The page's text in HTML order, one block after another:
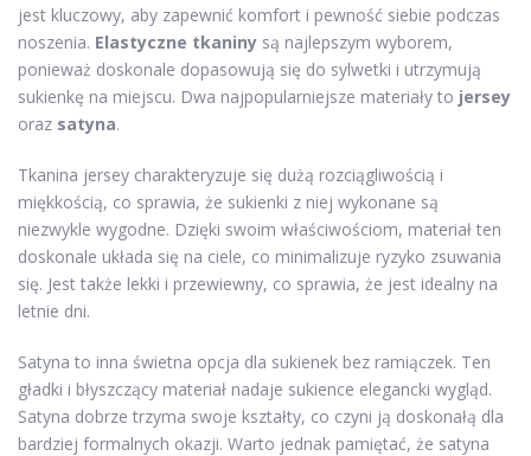
jest kluczowy, aby zapewnić komfort i pewność siebie podczas
noszenia. Elastyczne tkaniny są najlepszym wyborem,
ponieważ doskonale dopasowują się do sylwetki i utrzymują
sukienkę na miejscu. Dwa najpopularniejsze materiały to jersey
oraz satyna.
Tkanina jersey charakteryzuje się dużą rozciągliwością i
miękkością, co sprawia, że sukienki z niej wykonane są
niezwykle wygodne. Dzięki swoim właściwościom, materiał ten
doskonale układa się na ciele, co minimalizuje ryzyko zsuwania
się. Jest także lekki i przewiewny, co sprawia, że jest idealny na
letnie dni.
Satyna to inna świetna opcja dla sukienek bez ramiączek. Ten
gładki i błyszczący materiał nadaje sukience elegancki wygląd.
Satyna dobrze trzyma swoje kształty, co czyni ją doskonałą dla
bardziej formalnych okazji. Warto jednak pamiętać, że satyna